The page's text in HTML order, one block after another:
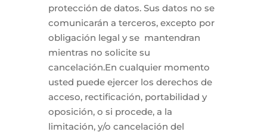
protección de datos. Sus datos no se
comunicarán a terceros, excepto por
obligación legal y se mantendran
mientras no solicite su
cancelación.En cualquier momento
usted puede ejercer los derechos de
acceso, rectificación, portabilidad y
oposición, o si procede, a la
limitación, y/o cancelación del